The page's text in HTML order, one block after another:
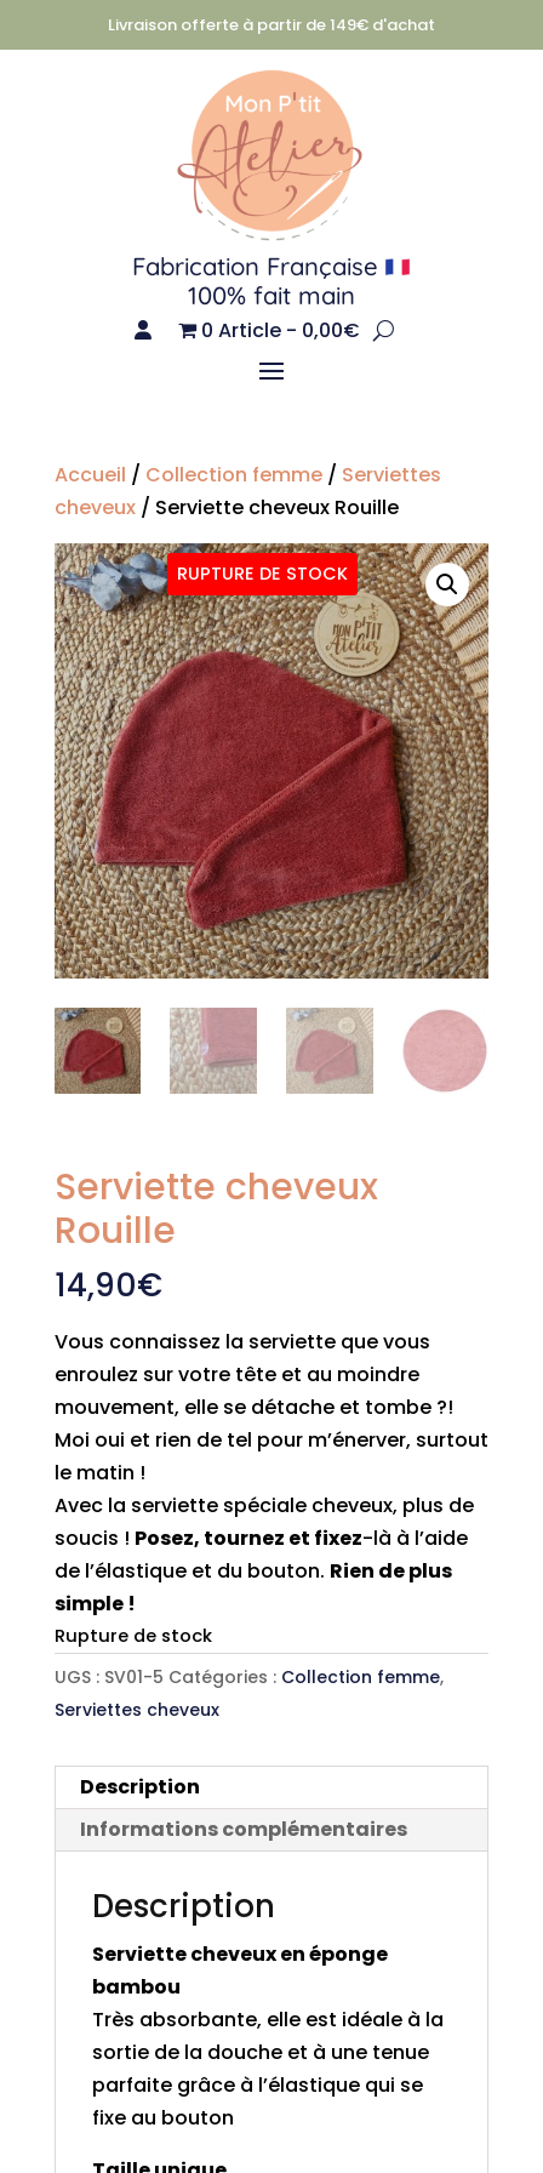
Livraison offerte à partir de 149€ d'achat
Fabrication Française
100% fait main
0 Article 0,00€
Accueil / Collection femme/ Serviettes
cheveux/ Serviette cheveux Rouille
Serviette cheveux
Rouille
14,90€
RUPTURE DE STOCK
Vous connaissez la serviette que vous
enroulez sur votre tête et au moindre
mouvement, elle se détache et tombe ?!
Moi oui et rien de tel pour m’énerver, surtout
le matin !
Avec la serviette spéciale cheveux, plus de
soucis ! Posez, tournez et fixez-là à l’aide
de l’élastique et du bouton. Rien de plus
simple !
Rupture de stock
UGS : SV01-5 Catégories : Collection femme,
Serviettes cheveux
Description
Informations complémentaires
Description
Serviette cheveux en éponge
bambou
Très absorbante, elle est idéale à la
sortie de la douche et à une tenue
parfaite grâce à l’élastique qui se
fixe au bouton